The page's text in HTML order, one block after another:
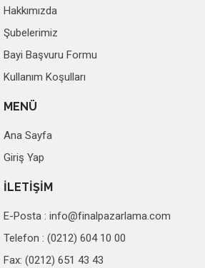
Hakkımızda
Şubelerimiz
Bayi Başvuru Formu
Kullanım Koşulları
MENÜ
Ana Sayfa
Giriş Yap
İLETİŞİM
E-Posta : info@finalpazarlama.com
Telefon : (0212) 604 10 00
Fax: (0212) 651 43 43